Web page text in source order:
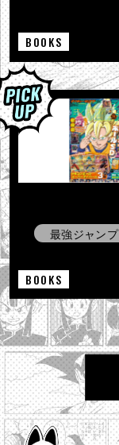
BOOKS
最強ジャンプ
BOOKS